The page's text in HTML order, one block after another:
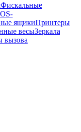
Фискальные
ящикиПринтеры
весыЗеркала
вызова